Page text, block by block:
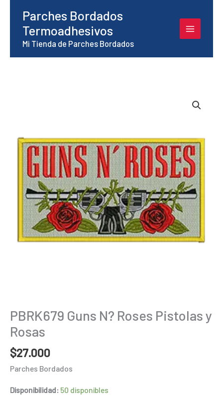
contenido
Parches Bordados
Termoadhesivos
Mi Tienda de Parches Bordados
PBRK679 Guns N? Roses Pistolas y
Rosas
$27.000
Parches Bordados
Disponibilidad: 50 disponibles